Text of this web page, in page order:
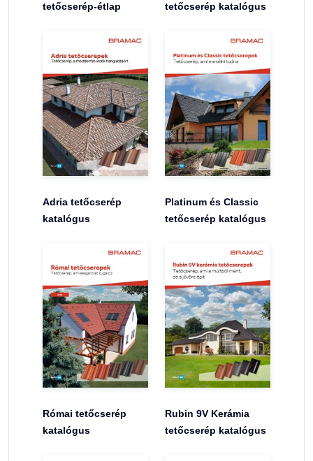
tetőcserép-étlap
tetőcserép katalógus
Adria tetőcserép
katalógus
Platinum és Classic
tetőcserép katalógus
Római tetőcserép
katalógus
Rubin 9V Kerámia
tetőcserép katalógus